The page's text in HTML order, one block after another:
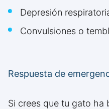
Depresión
Convulsiones o
Respuesta de
Si crees que tu gato ha